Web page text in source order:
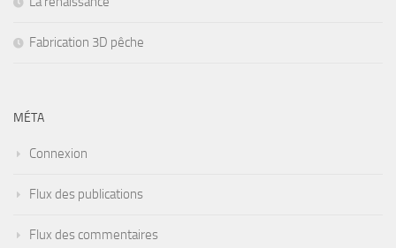
Fabrication 3D pêche
MÉTA
Connexion
Flux des publications
Flux des commentaires